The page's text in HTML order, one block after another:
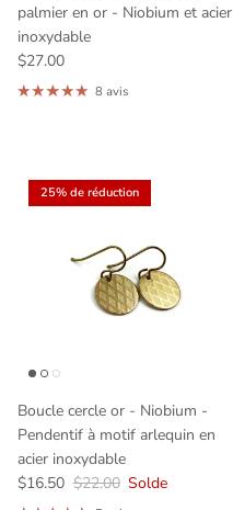
palmier en or - Niobium et acier
inoxydable
$27.00
8 avis
25% de réduction
Boucle cercle or - Niobium -
Pendentif à motif arlequin en
acier inoxydable
$16.50 $22.00 Solde